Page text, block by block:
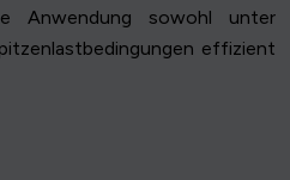
Anwendung sowohl unter
effizient